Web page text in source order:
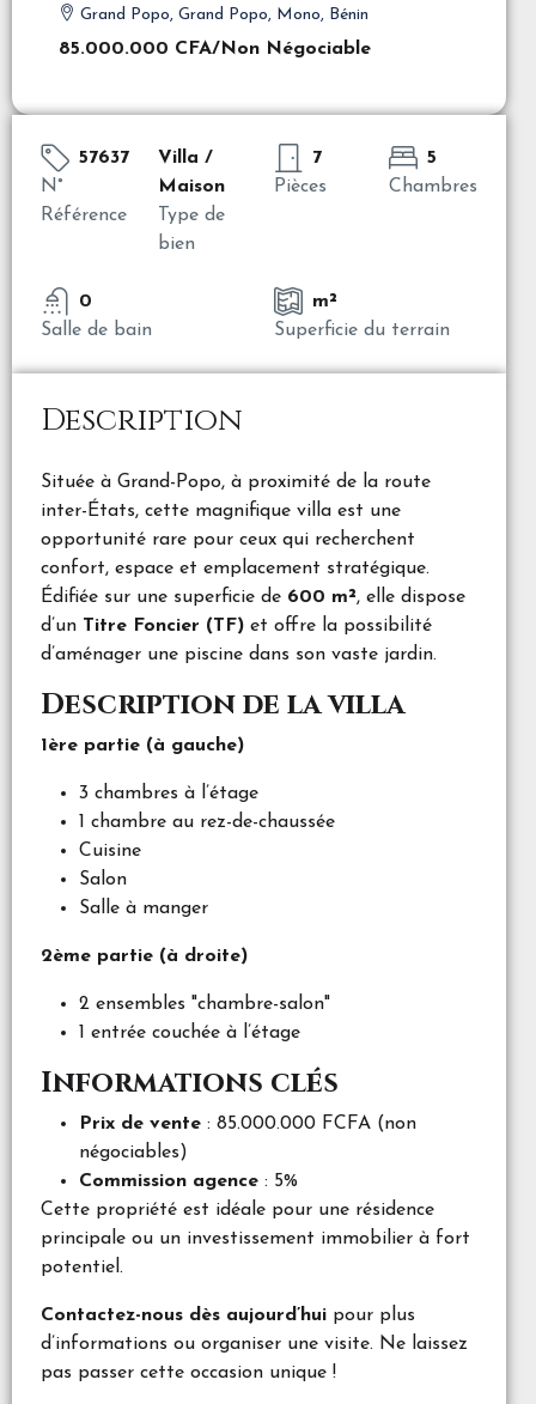
Grand Popo, Grand Popo, Mono, Bénin
85.000.000 CFA/Non Négociable
57637
N°
Référence
Villa /
Maison
Type de
bien
7
Pièces
5
Chambres
0
Salle de bain
m²
Superficie du terrain
Description
Située à Grand-Popo, à proximité de la route
inter-États, cette magnifique villa est une
opportunité rare pour ceux qui recherchent
confort, espace et emplacement stratégique.
Édifiée sur une superficie de 600 m², elle dispose
d’un Titre Foncier (TF) et offre la possibilité
d’aménager une piscine dans son vaste jardin.
Description de la villa
1ère partie (à gauche)
3 chambres à l’étage
1 chambre au rez-de-chaussée
Cuisine
Salon
Salle à manger
2ème partie (à droite)
2 ensembles "chambre-salon"
1 entrée couchée à l’étage
Informations clés
Prix de vente : 85.000.000 FCFA (non
négociables)
Commission agence : 5%
Cette propriété est idéale pour une résidence
principale ou un investissement immobilier à fort
potentiel.
Contactez-nous dès aujourd’hui pour plus
d’informations ou organiser une visite. Ne laissez
pas passer cette occasion unique !